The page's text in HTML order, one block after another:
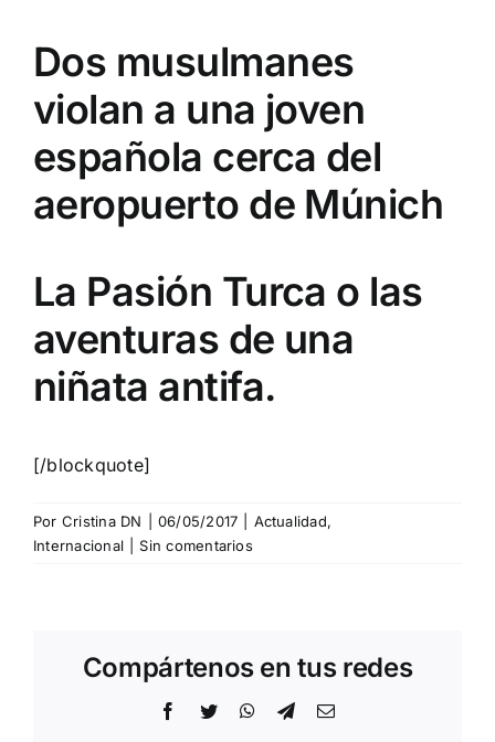
Dos musulmanes
violan a una joven
española cerca del
aeropuerto de Múnich
La Pasión Turca o las
aventuras de una
niñata antifa.
[/blockquote]
Por Cristina DN 06/05/2017 Actualidad,
Internacional
Sin comentarios
Compártenos en tus redes
Facebook
Twitter WhatsApp
TelegramCorreo